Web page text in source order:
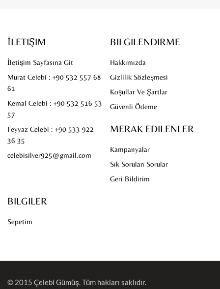
İLETIŞIM
İletişim Sayfasına Git
Murat Celebi : +90 532 557 68
61
Kemal Celebi : +90 532 516 53
57
Feyyaz Celebi : +90 533 922
36 35
celebisilver925@gmail.com
BILGILENDIRME
Hakkımızda
Gizlilik Sözleşmesi
Koşullar Ve Şartlar
Güvenli Ödeme
MERAK EDILENLER
Kampanyalar
Sık Sorulan Sorular
Geri Bildirim
BILGILER
Sepetim
© 2015 Çelebi Gümüş. Tüm hakları saklıdır.